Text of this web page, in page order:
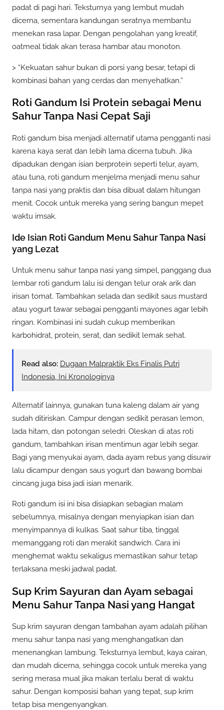
padat di pagi hari. Teksturnya yang lembut mudah
dicerna, sementara kandungan seratnya membantu
menekan rasa lapar. Dengan pengolahan yang kreatif,
oatmeal tidak akan terasa hambar atau monoton.
> “Kekuatan sahur bukan di porsi yang besar, tetapi di
kombinasi bahan yang cerdas dan menyehatkan.”
Roti Gandum Isi Protein sebagai Menu
Sahur Tanpa Nasi Cepat Saji
Roti gandum bisa menjadi alternatif utama pengganti nasi
karena kaya serat dan lebih lama dicerna tubuh. Jika
dipadukan dengan isian berprotein seperti telur, ayam,
atau tuna, roti gandum menjelma menjadi menu sahur
tanpa nasi yang praktis dan bisa dibuat dalam hitungan
menit. Cocok untuk mereka yang sering bangun mepet
waktu imsak.
Ide Isian Roti Gandum Menu Sahur Tanpa Nasi
yang Lezat
Untuk menu sahur tanpa nasi yang simpel, panggang dua
lembar roti gandum lalu isi dengan telur orak arik dan
irisan tomat. Tambahkan selada dan sedikit saus mustard
atau yogurt tawar sebagai pengganti mayones agar lebih
ringan. Kombinasi ini sudah cukup memberikan
karbohidrat, protein, serat, dan sedikit lemak sehat.
Read also: Dugaan Malpraktik Eks Finalis Putri
Indonesia, Ini Kronologinya
Alternatif lainnya, gunakan tuna kaleng dalam air yang
sudah ditiriskan. Campur dengan sedikit perasan lemon,
lada hitam, dan potongan seledri. Oleskan di atas roti
gandum, tambahkan irisan mentimun agar lebih segar.
Bagi yang menyukai ayam, dada ayam rebus yang disuwir
lalu dicampur dengan saus yogurt dan bawang bombai
cincang juga bisa jadi isian menarik.
Roti gandum isi ini bisa disiapkan sebagian malam
sebelumnya, misalnya dengan menyiapkan isian dan
menyimpannya di kulkas. Saat sahur tiba, tinggal
memanggang roti dan merakit sandwich. Cara ini
menghemat waktu sekaligus memastikan sahur tetap
terlaksana meski jadwal padat.
Sup Krim Sayuran dan Ayam sebagai
Menu Sahur Tanpa Nasi yang Hangat
Sup krim sayuran dengan tambahan ayam adalah pilihan
menu sahur tanpa nasi yang menghangatkan dan
menenangkan lambung. Teksturnya lembut, kaya cairan,
dan mudah dicerna, sehingga cocok untuk mereka yang
sering merasa mual jika makan terlalu berat di waktu
sahur. Dengan komposisi bahan yang tepat, sup krim
tetap bisa mengenyangkan.